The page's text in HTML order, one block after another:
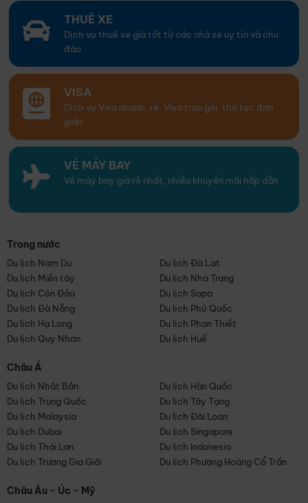
THUÊ XE
Dịch vụ thuê xe giá tốt từ các nhà xe uy tín và chu
đáo
VISA
Dịch vụ Visa nhanh, rẻ. Visa trọn gói, thủ tục đơn
giản
VÉ MÁY BAY
Vé máy bay giá rẻ nhất, nhiều khuyến mãi hấp dẫn
Trong nước
Du lịch Nam Du
Du lịch Đà Lạt
Du lịch Miền tây
Du lịch Nha Trang
Du lịch Côn Đảo
Du lịch Sapa
Du lịch Đà Nẵng
Du lịch Phú Quốc
Du lịch Hạ Long
Du lịch Phan Thiết
Du lịch Quy Nhơn
Du lịch Huế
Châu Á
Du lịch Nhật Bản
Du lịch Hàn Quốc
Du lịch Trung Quốc
Du lịch Tây Tạng
Du lịch Malaysia
Du lịch Đài Loan
Du lịch Dubai
Du lịch Singapore
Du lịch Thái Lan
Du lịch Indonesia
Du lịch Trương Gia Giới
Du lịch Phượng Hoàng Cổ Trấn
Châu Âu - Úc - Mỹ